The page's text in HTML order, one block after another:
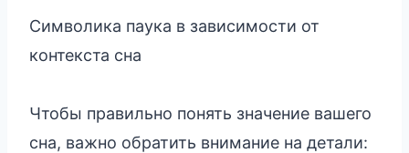
Символика паука в зависимости от
контекста сна
Чтобы правильно понять значение вашего
сна, важно обратить внимание на детали: